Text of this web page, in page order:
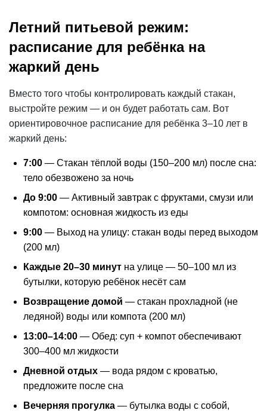
Летний питьевой режим:
расписание для ребёнка на
жаркий день
Вместо того чтобы контролировать каждый стакан,
выстройте режим — и он будет работать сам. Вот
ориентировочное расписание для ребёнка 3–10 лет в
жаркий день:
7:00 — Стакан тёплой воды (150–200 мл) после сна:
тело обезвожено за ночь
До 9:00 — Активный завтрак с фруктами, смузи или
компотом: основная жидкость из еды
9:00 — Выход на улицу: стакан воды перед выходом
(200 мл)
Каждые 20–30 минут на улице — 50–100 мл из
бутылки, которую ребёнок несёт сам
Возвращение домой — стакан прохладной (не
ледяной) воды или компота (200 мл)
13:00–14:00 — Обед: суп + компот обеспечивают
300–400 мл жидкости
Дневной отдых — вода рядом с кроватью,
предложите после сна
Вечерняя прогулка — бутылка воды с собой,